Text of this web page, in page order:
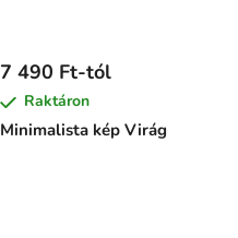
Minimalista kép Virág
7 490 Ft-tól
Raktáron